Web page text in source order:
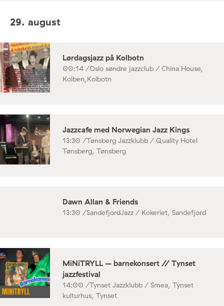
29. august
Lørdagsjazz på Kolbotn
00:14 /Oslo søndre jazzclub / China House,
Kolben,Kolbotn
Jazzcafe med Norwegian Jazz Kings
13:30 /Tønsberg Jazzklubb / Quality Hotel
Tønsberg, Tønsberg
Dawn Allan & Friends
13:30 /SandefjordJazz / Kokeriet, Sandefjord
MiNiTRYLL – barnekonsert // Tynset
jazzfestival
14:00 /Tynset Jazzklubb / Smea, Tynset
kulturhus, Tynset